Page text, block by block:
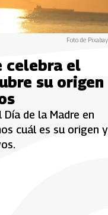
Foto de Pixabay
celebra el
su origen
de la Madre en
cuál es su origen y